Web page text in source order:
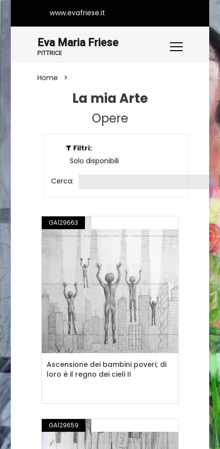
www.evafriese.it
Eva Maria Friese
PITTRICE
Home
La mia Arte
Opere
Filtri:
Solo disponibili
Cerca:
GA129663
Ascensione dei bambini poveri; di
loro è il regno dei cieli II
GA129659